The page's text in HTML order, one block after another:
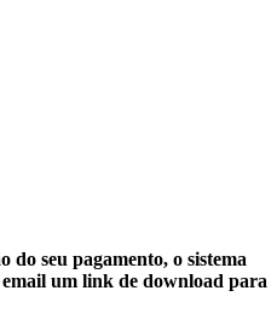
do seu pagamento, o sistema
um link de download para